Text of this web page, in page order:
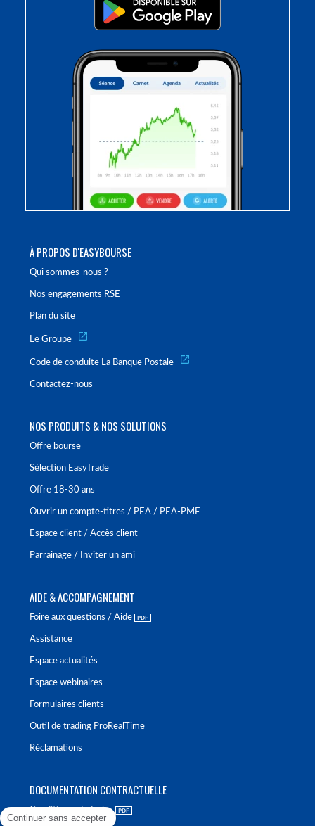
À PROPOS D'EASYBOURSE
Qui sommes-nous ?
Nos engagements RSE
Plan du site
Le Groupe
Code de conduite La Banque Postale
Contactez-nous
NOS PRODUITS & NOS SOLUTIONS
Offre bourse
Sélection EasyTrade
Offre 18-30 ans
Ouvrir un compte-titres / PEA / PEA-PME
Espace client / Accès client
Parrainage / Inviter un ami
AIDE & ACCOMPAGNEMENT
Foire aux questions / Aide
Assistance
Espace actualités
Espace webinaires
Formulaires clients
Outil de trading ProRealTime
Réclamations
DOCUMENTATION CONTRACTUELLE
Conditions générales
Continuer sans accepter